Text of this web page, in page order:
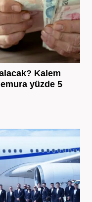
Kalem
yüzde 5